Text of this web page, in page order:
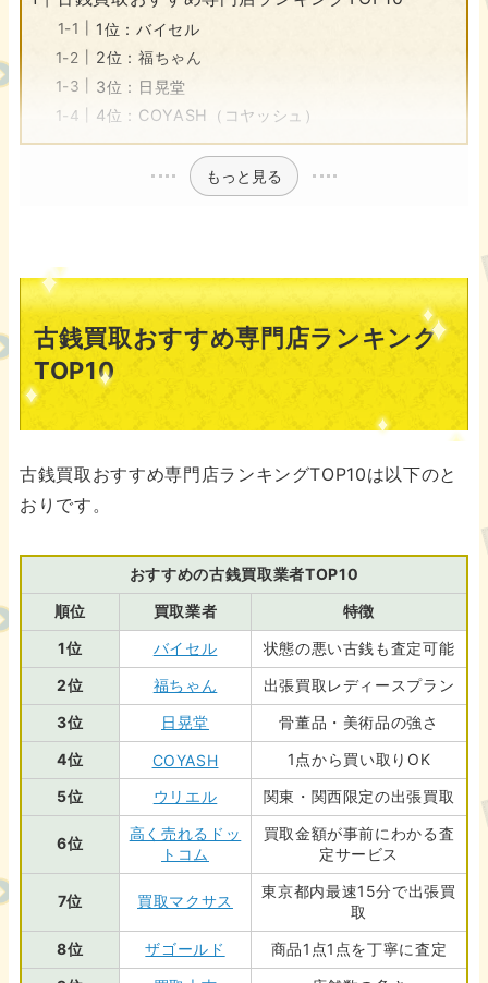
1位：バイセル
2位：福ちゃん
3位：日晃堂
4位：COYASH（コヤッシュ）
もっと見る
古銭買取おすすめ専門店ランキング
TOP10
古銭買取おすすめ専門店ランキングTOP10は以下のと
おりです。
おすすめの古銭買取業者TOP10
順位
買取業者
特徴
1位
バイセル
状態の悪い古銭も査定可能
2位
福ちゃん
出張買取レディースプラン
3位
日晃堂
骨董品・美術品の強さ
4位
COYASH
1点から買い取りOK
5位
ウリエル 関東・関西限定の出張買取
6位
高く売れるドッ
トコム
買取金額が事前にわかる査
定サービス
7位 買取マクサス
東京都内最速15分で出張買
取
8位
ザゴールド
商品1点1点を丁寧に査定